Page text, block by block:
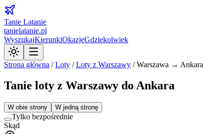
Tanie Latanie
tanielatanie.pl
WyszukajKierunkiOkazjeGdziekolwiek
Strona główna /Loty /Loty z Warszawy /Warszawa → Ankara
Tanie loty z Warszawy do Ankara
W obie strony W jedną stronę
Tylko bezpośrednie
Skąd